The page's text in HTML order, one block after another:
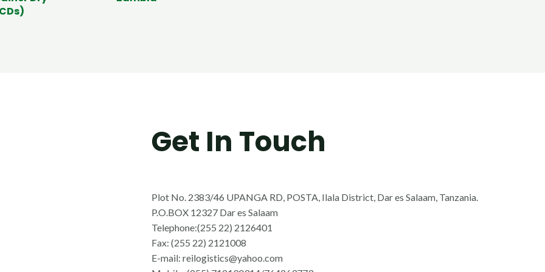
Get In Touch
Plot No. 2383/46 UPANGA RD, POSTA, Ilala District, Dar es Salaam, Tanzania.
P.O.BOX 12327 Dar es Salaam
Telephone:(255 22) 2126401
Fax: (255 22) 2121008
E-mail: reilogistics@yahoo.com